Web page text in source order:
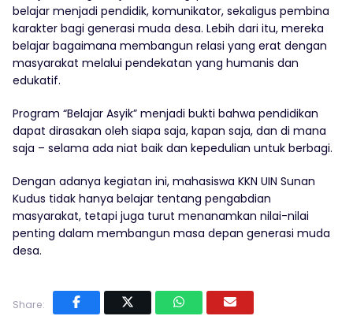
belajar menjadi pendidik, komunikator, sekaligus pembina
karakter bagi generasi muda desa. Lebih dari itu, mereka
belajar bagaimana membangun relasi yang erat dengan
masyarakat melalui pendekatan yang humanis dan
edukatif.
Program “Belajar Asyik” menjadi bukti bahwa pendidikan
dapat dirasakan oleh siapa saja, kapan saja, dan di mana
saja – selama ada niat baik dan kepedulian untuk berbagi.
Dengan adanya kegiatan ini, mahasiswa KKN UIN Sunan
Kudus tidak hanya belajar tentang pengabdian
masyarakat, tetapi juga turut menanamkan nilai-nilai
penting dalam membangun masa depan generasi muda
desa.
Share: